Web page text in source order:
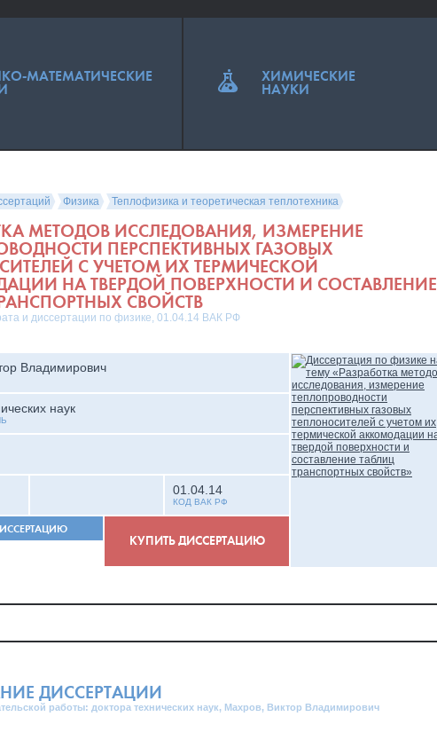
Физика Теплофизика и теоретическая теплотехника
МЕТОДОВ ИССЛЕДОВАНИЯ, ИЗМЕРЕНИЕ
ПЕРСПЕКТИВНЫХ ГАЗОВЫХ
С УЧЕТОМ ИХ ТЕРМИЧЕСКОЙ
НА ТВЕРДОЙ ПОВЕРХНОСТИ И СОСТАВЛЕНИЕ
СВОЙСТВ
и диссертации по физике, 01.04.14 ВАК РФ
Владимирович
наук
01.04.14
КОД ВАК РФ
КУПИТЬ ДИССЕРТАЦИЮ
ДИССЕРТАЦИИ
работы: доктора технических наук, Махров, Виктор Владимирович
МАТЕМАТИЧЕСКИЕ ХИМИЧЕСКИЕ
НАУКИ